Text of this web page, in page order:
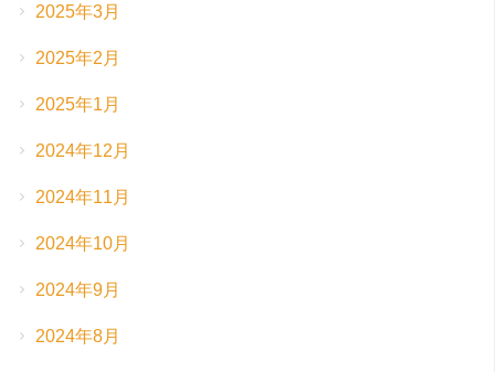
2025年3月
2025年2月
2025年1月
2024年12月
2024年11月
2024年10月
2024年9月
2024年8月